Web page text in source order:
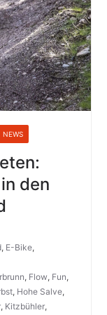
NEWS
den
, E-Bike,
, Flow, Fun,
, Hohe Salve,
, Kitzbühler,